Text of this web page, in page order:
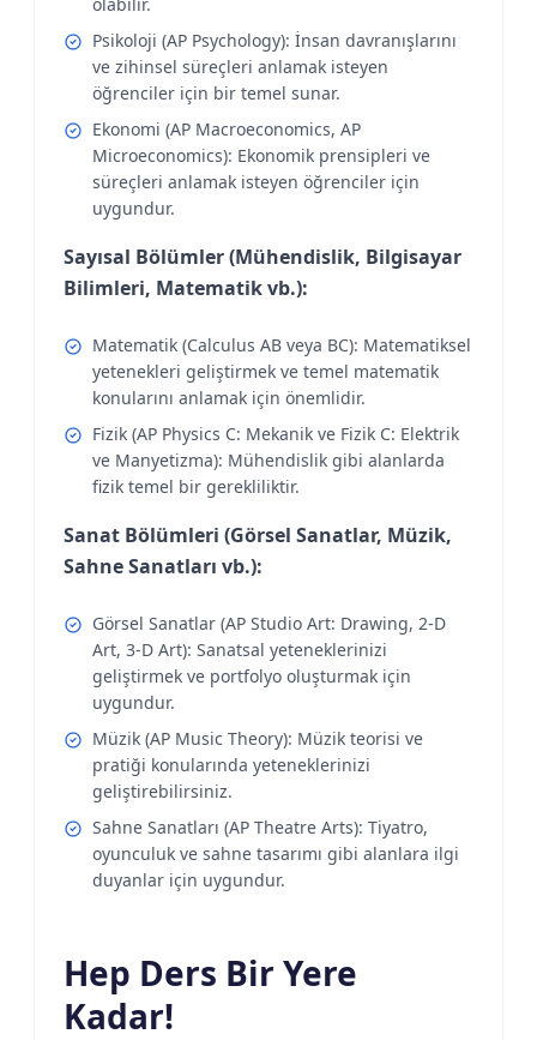
Psikoloji (AP Psychology): İnsan davranışlarını
ve zihinsel süreçleri anlamak isteyen
öğrenciler için bir temel sunar.
Ekonomi (AP Macroeconomics, AP
Microeconomics): Ekonomik prensipleri ve
süreçleri anlamak isteyen öğrenciler için
uygundur.
Sayısal Bölümler (Mühendislik, Bilgisayar
Bilimleri, Matematik vb.):
Matematik (Calculus AB veya BC): Matematiksel
yetenekleri geliştirmek ve temel matematik
konularını anlamak için önemlidir.
Fizik (AP Physics C: Mekanik ve Fizik C: Elektrik
ve Manyetizma): Mühendislik gibi alanlarda
fizik temel bir gerekliliktir.
Sanat Bölümleri (Görsel Sanatlar, Müzik,
Sahne Sanatları vb.):
Görsel Sanatlar (AP Studio Art: Drawing, 2-D
Art, 3-D Art): Sanatsal yeteneklerinizi
geliştirmek ve portfolyo oluşturmak için
uygundur.
Müzik (AP Music Theory): Müzik teorisi ve
pratiği konularında yeteneklerinizi
geliştirebilirsiniz.
Sahne Sanatları (AP Theatre Arts): Tiyatro,
oyunculuk ve sahne tasarımı gibi alanlara ilgi
duyanlar için uygundur.
Hep Ders Bir Yere
Kadar!